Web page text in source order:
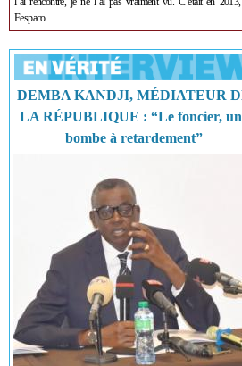
Fespaco.
DEMBA KANDJI, MÉDIATEUR
LA RÉPUBLIQUE : “Le foncier,
bombe à retardement”